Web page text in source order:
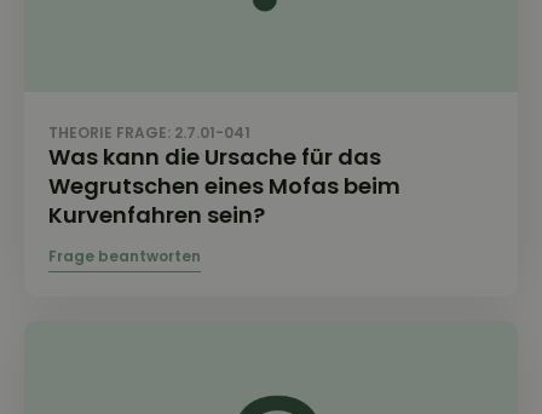
THEORIE FRAGE: 2.7.01-041
Was kann die Ursache für das
Wegrutschen eines Mofas beim
Kurvenfahren sein?